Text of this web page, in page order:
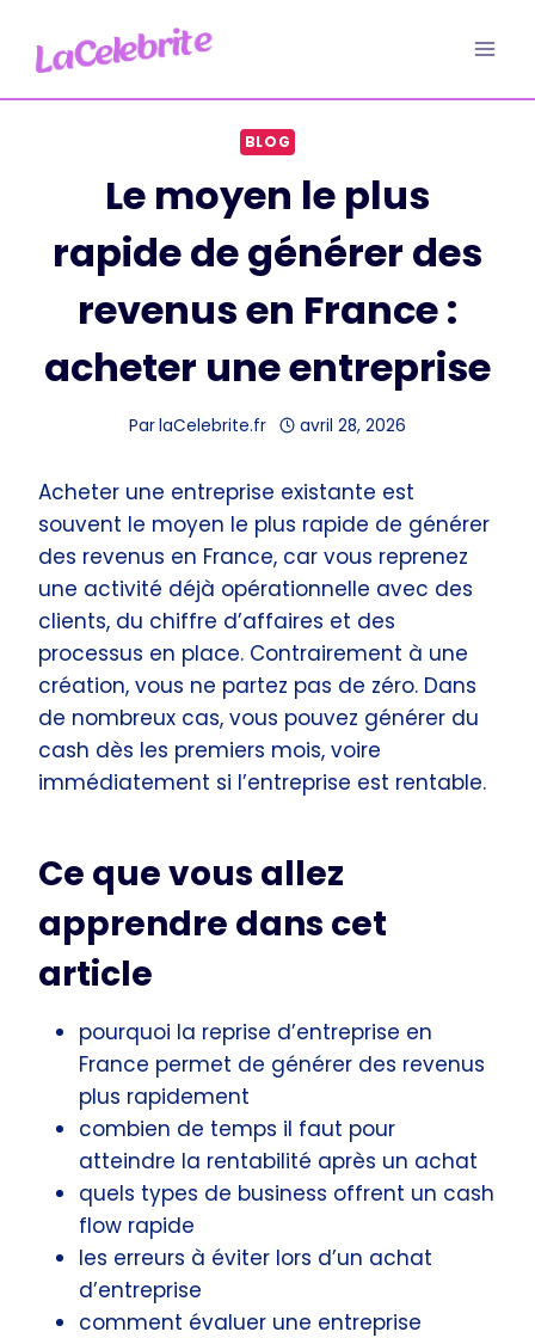
contenu
BLOG
Le moyen le plus
rapide de générer des
revenus en France :
acheter une entreprise
ParlaCelebrite.fr avril 28, 2026
Acheter une entreprise existante est
souvent le moyen le plus rapide de générer
des revenus en France, car vous reprenez
une activité déjà opérationnelle avec des
clients, du chiffre d’affaires et des
processus en place. Contrairement à une
création, vous ne partez pas de zéro. Dans
de nombreux cas, vous pouvez générer du
cash dès les premiers mois, voire
immédiatement si l’entreprise est rentable.
Ce que vous allez
apprendre dans cet
article
pourquoi la reprise d’entreprise en
France permet de générer des revenus
plus rapidement
combien de temps il faut pour
atteindre la rentabilité après un achat
quels types de business offrent un cash
flow rapide
les erreurs à éviter lors d’un achat
d’entreprise
comment évaluer une entreprise